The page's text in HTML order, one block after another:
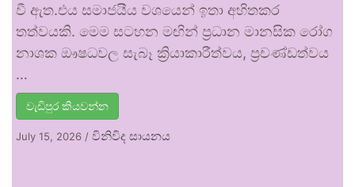
වී ඇත.එය සමාජයීය වශයෙන් ඉතා අහිතකර
තත්වයකි. මෙම සටහන මඟින් ප්‍රධාන මානසික රෝග
නාශක ඖෂධවල සැබෑ ක්‍රියාකාරීත්වය, ප්‍රචණ්ඩත්වය
…
වැඩිපුර කියවන්න
July 15, 2026 / විනිවිද සායනය